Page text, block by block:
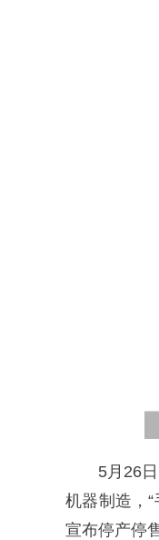
5月26
机器制造，
宣布停产停